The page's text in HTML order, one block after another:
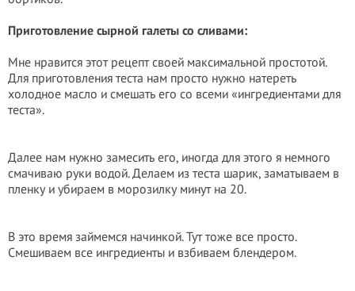
Приготовление сырной галеты со сливами:
Мне нравится этот рецепт своей максимальной простотой.
Для приготовления теста нам просто нужно натереть
холодное масло и смешать его со всеми «ингредиентами для
теста».
Далее нам нужно замесить его, иногда для этого я немного
смачиваю руки водой. Делаем из теста шарик, заматываем в
пленку и убираем в морозилку минут на 20.
В это время займемся начинкой. Тут тоже все просто.
Смешиваем все ингредиенты и взбиваем блендером.